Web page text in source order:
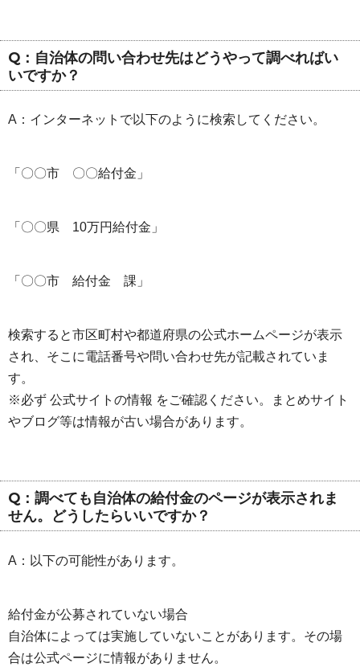
Q：自治体の問い合わせ先はどうやって調べればい
いですか？
A：インターネットで以下のように検索してください。
「〇〇市 〇〇給付金」
「〇〇県 10万円給付金」
「〇〇市 給付金 課」
検索すると市区町村や都道府県の公式ホームページが表示
され、そこに電話番号や問い合わせ先が記載されていま
す。
※必ず 公式サイトの情報 をご確認ください。まとめサイト
やブログ等は情報が古い場合があります。
Q：調べても自治体の給付金のページが表示されま
せん。どうしたらいいですか？
A：以下の可能性があります。
給付金が公募されていない場合
自治体によっては実施していないことがあります。その場
合は公式ページに情報がありません。